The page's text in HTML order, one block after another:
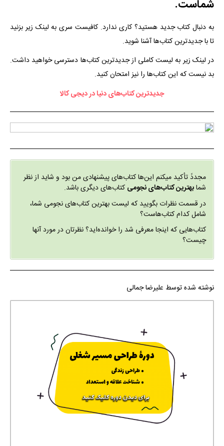
شماست.
به دنبال کتاب جدید هستید؟ کاری ندارد. کافیست سری به لینک زیر بزنید
تا با جدیدترین کتاب‌ها آشنا شوید.
در لینک زیر به لیست کاملی از جدیدترین کتاب‌ها دسترسی خواهید داشت.
بد نیست که این کتاب‌ها را نیز امتحان کنید.
جدیدترین کتاب‌های دنیا در دیجی کالا
مجددً تأکید میکنم این‌ها کتاب‌های پیشنهادی من بود و شاید از نظر
شمابهترین کتاب‌های نجومی کتاب‌های دیگری باشد.
در قسمت نظرات بگویید که لیست بهترین کتاب‌های نجومی شما،
شامل کدام کتاب‌هاست؟
کتاب‌هایی که اینجا معرفی شد را خوانده‌اید؟ نظرتان در مورد آنها
چیست؟
نوشته شده توسط علیرضا جمالی